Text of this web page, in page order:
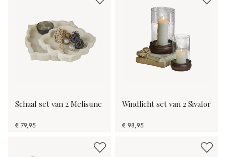
Schaal set van 2 Melisune
€ 79,95
Windlicht set van 2 Sivalor
€ 98,95